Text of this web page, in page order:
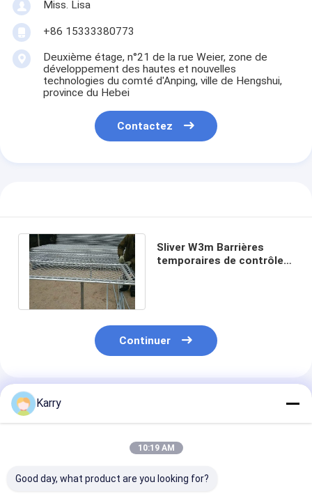
Miss. Lisa
+86 15333380773
Deuxième étage, n°21 de la rue Weier, zone de
développement des hautes et nouvelles
technologies du comté d'Anping, ville de Hengshui,
province du Hebei
Contactez
Sliver W3m Barrières
temporaires de contrôle
Continuer
Produits Recommandés
Karry
10:19 AM
Good day, what product are you looking for?